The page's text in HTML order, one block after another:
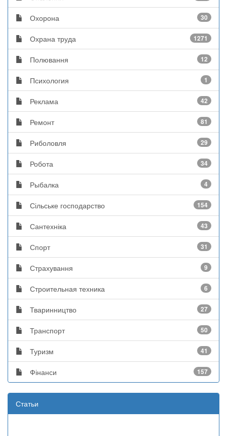
Охорона 30
Охрана труда 1271
Полювання 12
Психология 1
Реклама 42
Ремонт 81
Риболовля 29
Робота 34
Рыбалка 4
Сільське господарство 154
Сантехніка 43
Спорт 31
Страхування 9
Строительная техника 6
Тваринництво 27
Транспорт 50
Туризм 41
Фінанси 157
Статьи